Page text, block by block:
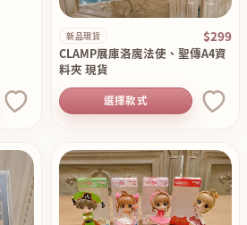
新品現貨 $299
CLAMP展庫洛魔法使、聖傳A4資
料夾 現貨
選擇款式